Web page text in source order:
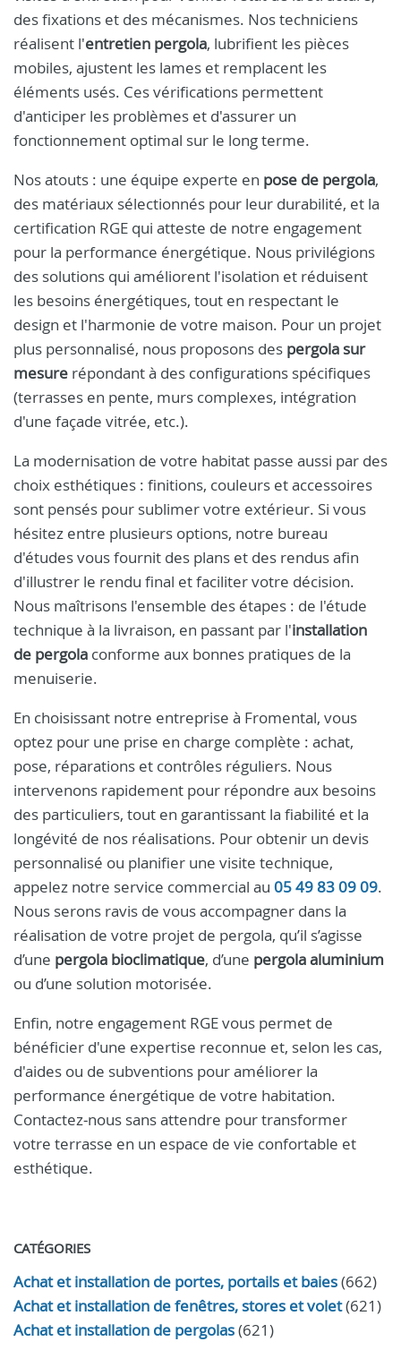
des fixations et des mécanismes. Nos techniciens
réalisent l'entretien pergola, lubrifient les pièces
mobiles, ajustent les lames et remplacent les
éléments usés. Ces vérifications permettent
d'anticiper les problèmes et d'assurer un
fonctionnement optimal sur le long terme.
Nos atouts : une équipe experte en pose de pergola,
des matériaux sélectionnés pour leur durabilité, et la
certification RGE qui atteste de notre engagement
pour la performance énergétique. Nous privilégions
des solutions qui améliorent l'isolation et réduisent
les besoins énergétiques, tout en respectant le
design et l'harmonie de votre maison. Pour un projet
plus personnalisé, nous proposons des pergola sur
mesure répondant à des configurations spécifiques
(terrasses en pente, murs complexes, intégration
d'une façade vitrée, etc.).
La modernisation de votre habitat passe aussi par des
choix esthétiques : finitions, couleurs et accessoires
sont pensés pour sublimer votre extérieur. Si vous
hésitez entre plusieurs options, notre bureau
d'études vous fournit des plans et des rendus afin
d'illustrer le rendu final et faciliter votre décision.
Nous maîtrisons l'ensemble des étapes : de l'étude
technique à la livraison, en passant par l'installation
de pergola conforme aux bonnes pratiques de la
menuiserie.
En choisissant notre entreprise à Fromental, vous
optez pour une prise en charge complète : achat,
pose, réparations et contrôles réguliers. Nous
intervenons rapidement pour répondre aux besoins
des particuliers, tout en garantissant la fiabilité et la
longévité de nos réalisations. Pour obtenir un devis
personnalisé ou planifier une visite technique,
appelez notre service commercial au 05 49 83 09 09.
Nous serons ravis de vous accompagner dans la
réalisation de votre projet de pergola, qu’il s’agisse
d’une pergola bioclimatique, d’une pergola aluminium
ou d’une solution motorisée.
Enfin, notre engagement RGE vous permet de
bénéficier d'une expertise reconnue et, selon les cas,
d'aides ou de subventions pour améliorer la
performance énergétique de votre habitation.
Contactez‑nous sans attendre pour transformer
votre terrasse en un espace de vie confortable et
esthétique.
CATÉGORIES
Achat et installation de portes, portails et baies(662)
Achat et installation de fenêtres, stores et volet(621)
Achat et installation de pergolas(621)